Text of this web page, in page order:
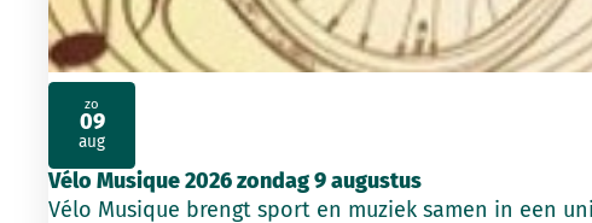
Vélo Musique 2026 zondag 9 augustus
Vélo Musique brengt sport en muziek samen in een
zo
09
aug
2026